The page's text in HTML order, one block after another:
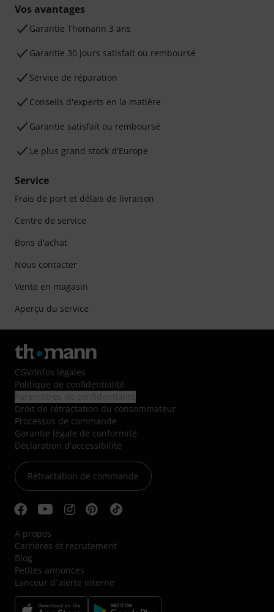
Vos avantages
Ga­ran­tie Thomann 3 ans
Garantie 30 jours satisfait ou remboursé
Service de réparation
Conseils d'experts en la matière
Garantie satisfait ou remboursé
Le plus grand stock d'Europe
Service
Frais de port et délais de livraison
Centre de service
Bons d'achat
Nous contacter
Vente en magasin
Aperçu du service
CGV/Infos légales
Politique de confidentialité
Droit de rétractation du consommateur
Processus de commande
Garantie légale de conformité
Déclaration d'accessibilité
Rétractation de commande
A propos
Carrières et recrutement
Blog
Petites annonces
Lanceur d´alerte interne